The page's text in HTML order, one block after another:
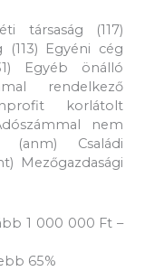
társaság (117)
(113) Egyéni cég
Egyéb önálló
rendelkező
korlátolt
nem
(anm) Családi
Mezőgazdasági
1 000 000 Ft –
65%